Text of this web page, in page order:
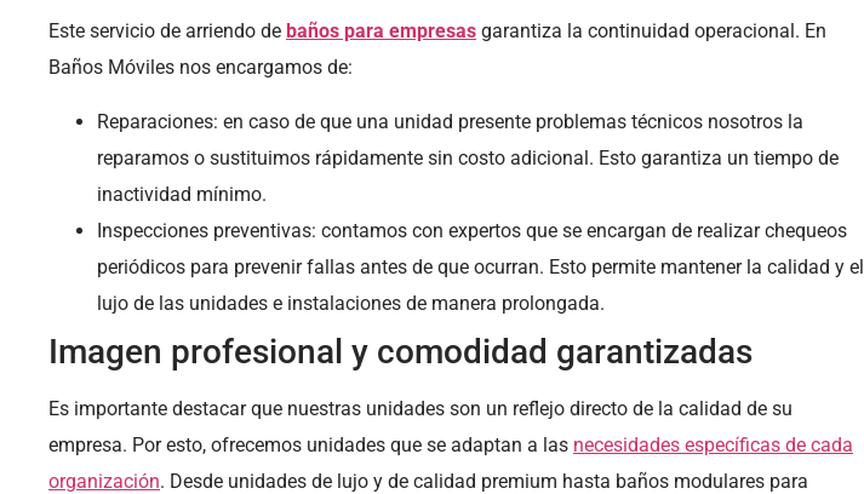
Este servicio de arriendo de baños para empresas garantiza la continuidad operacional. En
Baños Móviles nos encargamos de:
Reparaciones: en caso de que una unidad presente problemas técnicos nosotros la
reparamos o sustituimos rápidamente sin costo adicional. Esto garantiza un tiempo de
inactividad mínimo.
Inspecciones preventivas: contamos con expertos que se encargan de realizar chequeos
periódicos para prevenir fallas antes de que ocurran. Esto permite mantener la calidad y el
lujo de las unidades e instalaciones de manera prolongada.
Imagen profesional y comodidad garantizadas
Es importante destacar que nuestras unidades son un reflejo directo de la calidad de su
empresa. Por esto, ofrecemos unidades que se adaptan a las necesidades específicas de cada
organización. Desde unidades de lujo y de calidad premium hasta baños modulares para